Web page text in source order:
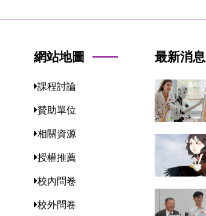
網站地圖
課程討論
贊助單位
相關資源
授權推薦
校內問卷
校外問卷
最新消息